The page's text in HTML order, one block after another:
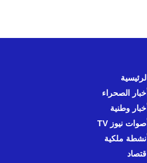
الرئيسية
أخبار الصحراء
أخبار وطنية
أصوات نيوز TV
أنشطة ملكية
اقتصاد